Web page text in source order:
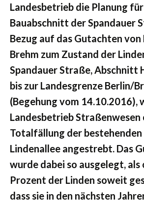
Landesbetrieb die Planung
Bauabschnitt der Spandauer
Bezug auf das Gutachten von
Brehm zum Zustand der
Spandauer Straße, Abschnitt
bis zur Landesgrenze Berlin/
(Begehung vom 14.10.2016),
Landesbetrieb Straßenwesen
Totalfällung der
Lindenallee angestrebt. Das
wurde dabei so ausgelegt, als
Prozent der Linden soweit
dass sie in den nächsten